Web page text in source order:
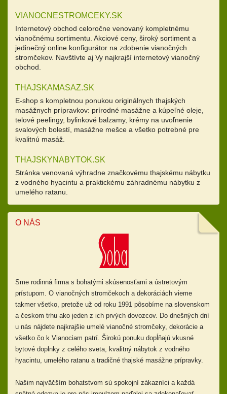
VIANOCNESTROMCEKY.SK
Internetový obchod celoročne venovaný kompletnému
vianočnému sortimentu. Akciové ceny, široký sortiment a
jedinečný online konfigurátor na zdobenie vianočných
stromčekov. Navštívte aj Vy najkrajší internetový vianočný
obchod.
THAJSKAMASAZ.SK
E-shop s kompletnou ponukou originálnych thajských
masážnych prípravkov: prírodné masážne a kúpeľné oleje,
telové peelingy, bylinkové balzamy, krémy na uvoľnenie
svalových bolestí, masážne mešce a všetko potrebné pre
kvalitnú masáž.
THAJSKYNABYTOK.SK
Stránka venovaná výhradne značkovému thajskému nábytku
z vodného hyacintu a praktickému záhradnému nábytku z
umelého ratanu.
O NÁS
Sme rodinná firma s bohatými skúsenosťami a ústretovým
prístupom. O vianočných stromčekoch a dekoráciách vieme
takmer všetko, pretože už od roku 1991 pôsobíme na slovenskom
a českom trhu ako jeden z ich prvých dovozcov. Do dnešných dní
u nás nájdete najkrajšie umelé vianočné stromčeky, dekorácie a
všetko čo k Vianociam patrí. Širokú ponuku dopĺňajú vkusné
bytové doplnky z celého sveta, kvalitný nábytok z vodného
hyacintu, umelého ratanu a tradičné thajské masážne prípravky.
Našim najväčším bohatstvom sú spokojní zákazníci a každá